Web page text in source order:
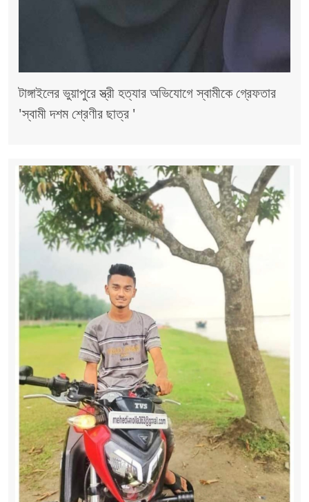
টাঙ্গাইলের ভুয়াপুরে স্ত্রী হত্যার অভিযোগে স্বামীকে গ্রেফতার
'স্বামী দশম শ্রেণীর ছাত্র '